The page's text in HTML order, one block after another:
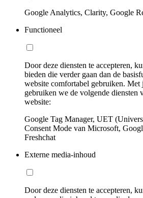
Google Analytics, Clarity, Google
Functioneel
Door deze diensten te accepteren,
bieden die verder gaan dan de
website comfortabel gebruiken. Met
gebruiken we de volgende diensten
website:
Google Tag Manager, UET
Consent Mode van Microsoft,
Freshchat
Externe media-inhoud
Door deze diensten te accepteren,